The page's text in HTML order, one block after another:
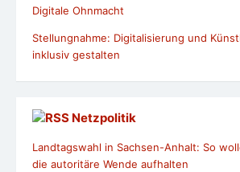
Digitale Ohnmacht
Stellungnahme: Digitalisierung und
inklusiv gestalten
Netzpolitik
Landtagswahl in Sachsen-Anhalt: So
die autoritäre Wende aufhalten